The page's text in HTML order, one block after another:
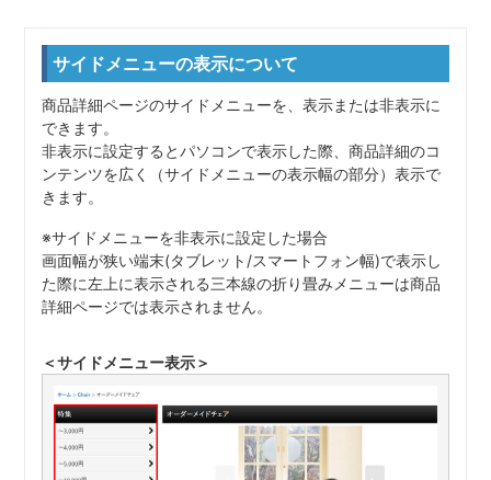
サイドメニューの表示について
商品詳細ページのサイドメニューを、表示または非表示に
できます。
非表示に設定するとパソコンで表示した際、商品詳細のコ
ンテンツを広く（サイドメニューの表示幅の部分）表示で
きます。
※サイドメニューを非表示に設定した場合
画面幅が狭い端末(タブレット/スマートフォン幅)で表示し
た際に左上に表示される三本線の折り畳みメニューは商品
詳細ページでは表示されません。
＜サイドメニュー表示＞